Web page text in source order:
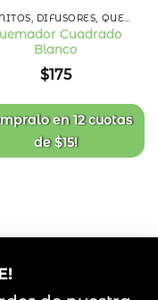
HORNITOS, DIFUSORES, QUEMADORES Y ESENCIAS
Cuadrado
Blanco
$175
en12 cuotas
de$15!